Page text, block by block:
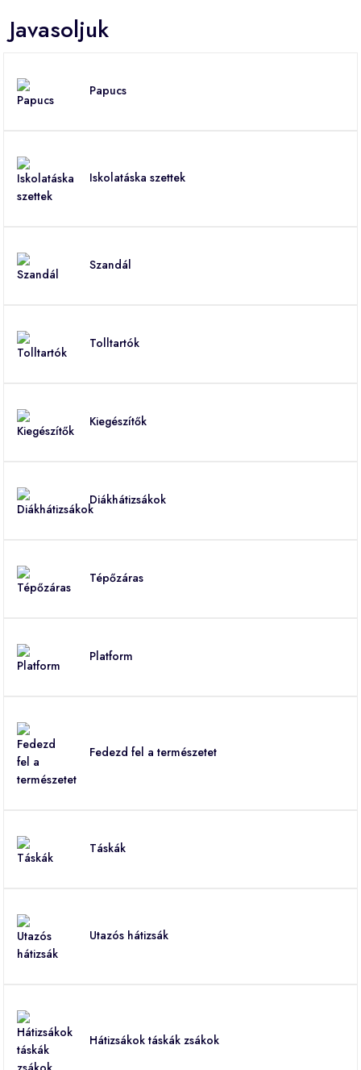
Javasoljuk
Papucs
Iskolatáska szettek
Szandál
Tolltartók
Kiegészítők
Diákhátizsákok
Tépőzáras
Platform
Fedezd fel a természetet
Táskák
Utazós hátizsák
Hátizsákok táskák zsákok